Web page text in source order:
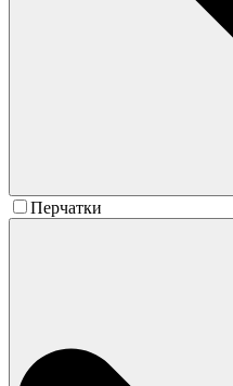
Перчатки